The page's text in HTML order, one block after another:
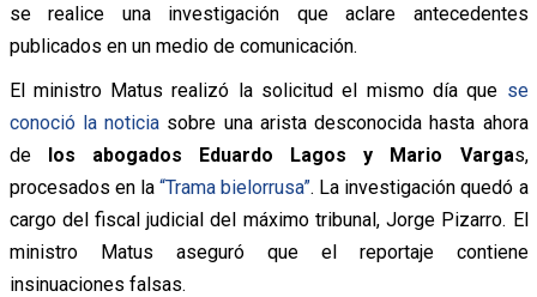
se realice una investigación que aclare antecedentes
publicados en un medio de comunicación.
El ministro Matus realizó la solicitud el mismo día que se
conoció la noticia sobre una arista desconocida hasta ahora
de los abogados Eduardo Lagos y Mario Vargas,
procesados en la “Trama bielorrusa”. La investigación quedó a
cargo del fiscal judicial del máximo tribunal, Jorge Pizarro. El
ministro Matus aseguró que el reportaje contiene
insinuaciones falsas.